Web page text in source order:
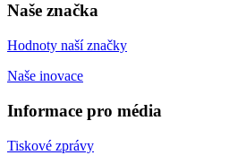
Naše značka
Hodnoty naší značky
Naše inovace
Informace pro média
Tiskové zprávy